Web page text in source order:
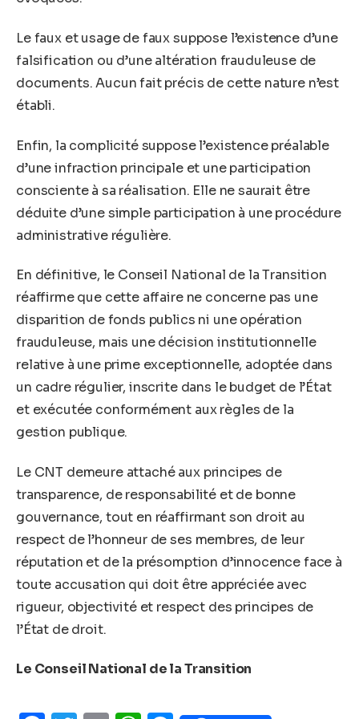
Le faux et usage de faux suppose l’existence d’une
falsification ou d’une altération frauduleuse de
documents. Aucun fait précis de cette nature n’est
établi.
Enfin, la complicité suppose l’existence préalable
d’une infraction principale et une participation
consciente à sa réalisation. Elle ne saurait être
déduite d’une simple participation à une procédure
administrative régulière.
En définitive, le Conseil National de la Transition
réaffirme que cette affaire ne concerne pas une
disparition de fonds publics ni une opération
frauduleuse, mais une décision institutionnelle
relative à une prime exceptionnelle, adoptée dans
un cadre régulier, inscrite dans le budget de l’État
et exécutée conformément aux règles de la
gestion publique.
Le CNT demeure attaché aux principes de
transparence, de responsabilité et de bonne
gouvernance, tout en réaffirmant son droit au
respect de l’honneur de ses membres, de leur
réputation et de la présomption d’innocence face à
toute accusation qui doit être appréciée avec
rigueur, objectivité et respect des principes de
l’État de droit.
Le Conseil National de la Transition